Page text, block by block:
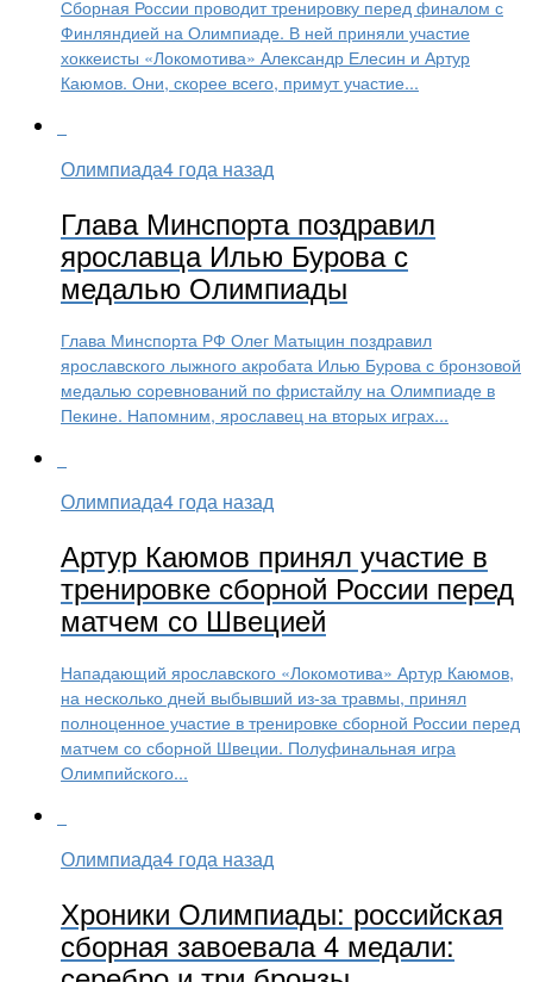
Сборная России проводит тренировку перед финалом с
Финляндией на Олимпиаде. В ней приняли участие
хоккеисты «Локомотива» Александр Елесин и Артур
Каюмов. Они, скорее всего, примут участие...
Олимпиада4 года назад
Глава Минспорта поздравил
ярославца Илью Бурова с
медалью Олимпиады
Глава Минспорта РФ Олег Матыцин поздравил
ярославского лыжного акробата Илью Бурова с бронзовой
медалью соревнований по фристайлу на Олимпиаде в
Пекине. Напомним, ярославец на вторых играх...
Олимпиада4 года назад
Артур Каюмов принял участие в
тренировке сборной России перед
матчем со Швецией
Нападающий ярославского «Локомотива» Артур Каюмов,
на несколько дней выбывший из-за травмы, принял
полноценное участие в тренировке сборной России перед
матчем со сборной Швеции. Полуфинальная игра
Олимпийского...
Олимпиада4 года назад
Хроники Олимпиады: российская
сборная завоевала 4 медали: